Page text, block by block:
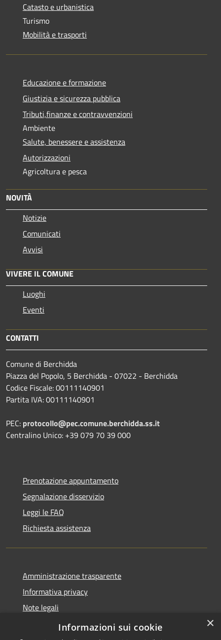
Catasto e urbanistica
Turismo
Mobilità e trasporti
Educazione e formazione
Giustizia e sicurezza pubblica
Tributi,finanze e contravvenzioni
Ambiente
Salute, benessere e assistenza
Autorizzazioni
Agricoltura e pesca
NOVITÀ
Notizie
Comunicati
Avvisi
VIVERE IL COMUNE
Luoghi
Eventi
CONTATTI
Comune di Berchidda
Piazza del Popolo, 5 Berchidda - 07022 - Berchidda
Codice Fiscale: 00111140901
Partita IVA: 00111140901
PEC: protocollo@pec.comune.berchidda.ss.it
Centralino Unico: +39 079 70 39 000
Prenotazione appuntamento
Segnalazione disservizio
Leggi le FAQ
Richiesta assistenza
Amministrazione trasparente
Informativa privacy
Note legali
Dichiarazione di accessibilità
×
Informazioni sui cookie